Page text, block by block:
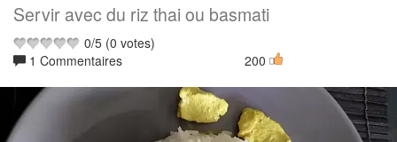
Servir avec du riz thai ou basmati
0/5 (0 votes)
1 Commentaires
200